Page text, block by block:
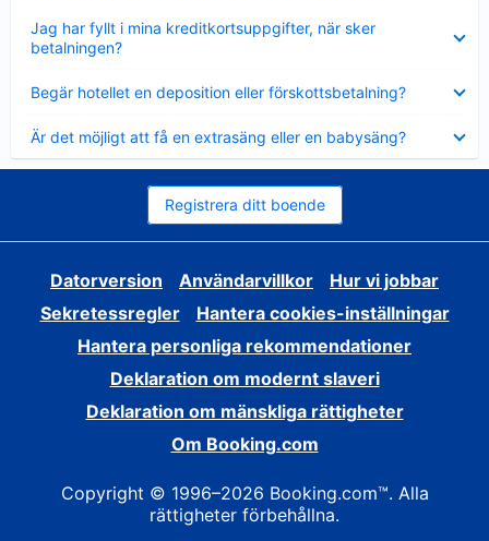
Jag har fyllt i mina kreditkortsuppgifter, när sker
betalningen?
mindre
Begär hotellet en deposition eller förskottsbetalning?
mindre
Är det möjligt att få en extrasäng eller en babysäng?
mindre
Registrera ditt boende
Datorversion Användarvillkor
Hur vi jobbar
Sekretessregler
Hantera cookies-inställningar
Hantera personliga rekommendationer
Deklaration om modernt slaveri
Deklaration om mänskliga rättigheter
Om Booking.com
Copyright © 1996–2026 Booking.com™. Alla
rättigheter förbehållna.